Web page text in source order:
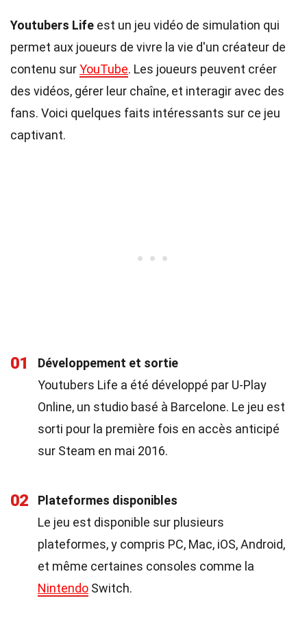
Youtubers Life est un jeu vidéo de simulation qui
permet aux joueurs de vivre la vie d'un créateur de
contenu surYouTube. Les joueurs peuvent créer
des vidéos, gérer leur chaîne, et interagir avec des
fans. Voici quelques faits intéressants sur ce jeu
captivant.
01
Développement et sortie
Youtubers Life a été développé par U-Play
Online, un studio basé à Barcelone. Le jeu est
sorti pour la première fois en accès anticipé
sur Steam en mai 2016.
02
Plateformes disponibles
Le jeu est disponible sur plusieurs
plateformes, y compris PC, Mac, iOS, Android,
et même certaines consoles comme la
Nintendo Switch.